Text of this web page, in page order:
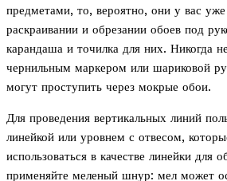
предметами, то, вероятно, они у вас
раскраивании и обрезании обоев под
карандаша и точилка для них. Никогда
чернильным маркером или шариковой
могут проступить через мокрые обои.
Для проведения вертикальных линий
линейкой или уровнем с отвесом,
использоваться в качестве линейки для
применяйте меленый шнур: мел может